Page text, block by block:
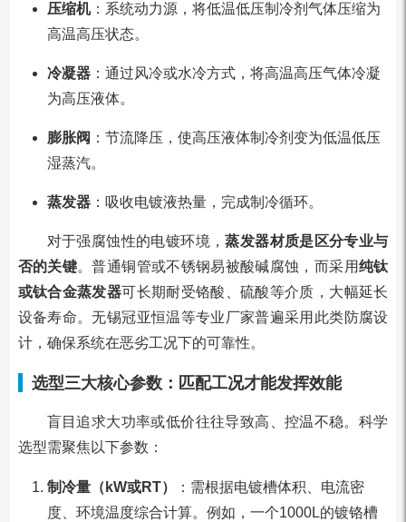
压缩机：系统动力源，将低温低压制冷剂气体压缩为
高温高压状态。
冷凝器：通过风冷或水冷方式，将高温高压气体冷凝
为高压液体。
膨胀阀 ：节流降压，使高压液体制冷剂变为低温低压
湿蒸汽。
蒸发器：吸收电镀液热量，完成制冷循环。
对于强腐蚀性的电镀环境，蒸发器材质是区分专业与
否的关键。普通铜管或不锈钢易被酸碱腐蚀，而采用纯钛
或钛合金蒸发器可长期耐受铬酸、硫酸等介质，大幅延长
设备寿命。无锡冠亚恒温等专业厂家普遍采用此类防腐设
计，确保系统在恶劣工况下的可靠性。
选型三大核心参数：匹配工况才能发挥效能
盲目追求大功率或低价往往导致高、控温不稳。科学
选型需聚焦以下参数：
制冷量（kW或RT）
：需根据电镀槽体积、电流密
度、环境温度综合计算。例如，一个1000L的镀铬槽